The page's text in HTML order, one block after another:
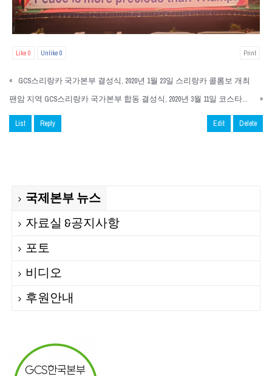
Like0 Unlike0 Print
« GCS스리랑카 국가본부 결성식, 2020년 1월 23일 스리랑카 콜롬보 개최
팬암 지역 GCS스리랑카 국가본부 합동 결성식, 2020년 3월 11일 코스타리카 산호세 개최
»
List
Reply Edit Delete
국제본부 뉴스
자료실 &공지사항
포토
비디오
후원안내